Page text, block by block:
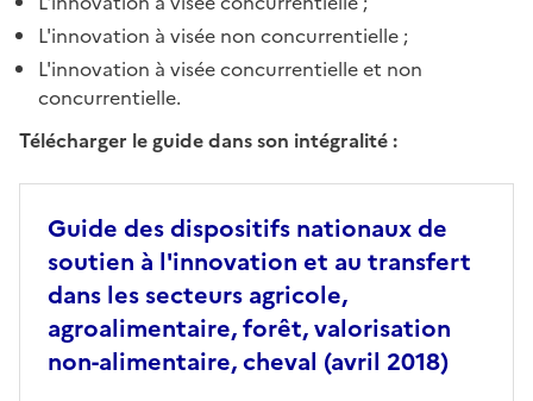
L'innovation à visée non concurrentielle ;
L'innovation à visée concurrentielle et non
concurrentielle.
Télécharger le guide dans son intégralité :
Guide des dispositifs nationaux de
soutien à l'innovation et au transfert
dans les secteurs agricole,
agroalimentaire, forêt, valorisation
non-alimentaire, cheval (avril 2018)